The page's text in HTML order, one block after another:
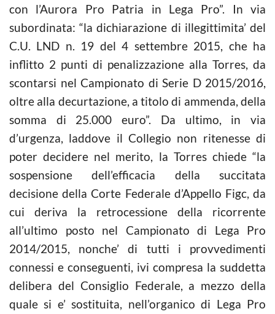
con l’Aurora Pro Patria in Lega Pro”. In via
subordinata: “la dichiarazione di illegittimita’ del
C.U. LND n. 19 del 4 settembre 2015, che ha
inflitto 2 punti di penalizzazione alla Torres, da
scontarsi nel Campionato di Serie D 2015/2016,
oltre alla decurtazione, a titolo di ammenda, della
somma di 25.000 euro”. Da ultimo, in via
d’urgenza, laddove il Collegio non ritenesse di
poter decidere nel merito, la Torres chiede “la
sospensione dell’efficacia della succitata
decisione della Corte Federale d’Appello Figc, da
cui deriva la retrocessione della ricorrente
all’ultimo posto nel Campionato di Lega Pro
2014/2015, nonche’ di tutti i provvedimenti
connessi e conseguenti, ivi compresa la suddetta
delibera del Consiglio Federale, a mezzo della
quale si e’ sostituita, nell’organico di Lega Pro